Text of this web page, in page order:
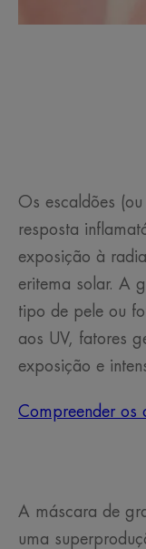
Os escaldões
resposta
exposição à
eritema solar. A
tipo de pele ou
aos UV, fatores
exposição e
Compreender os
A máscara de
uma